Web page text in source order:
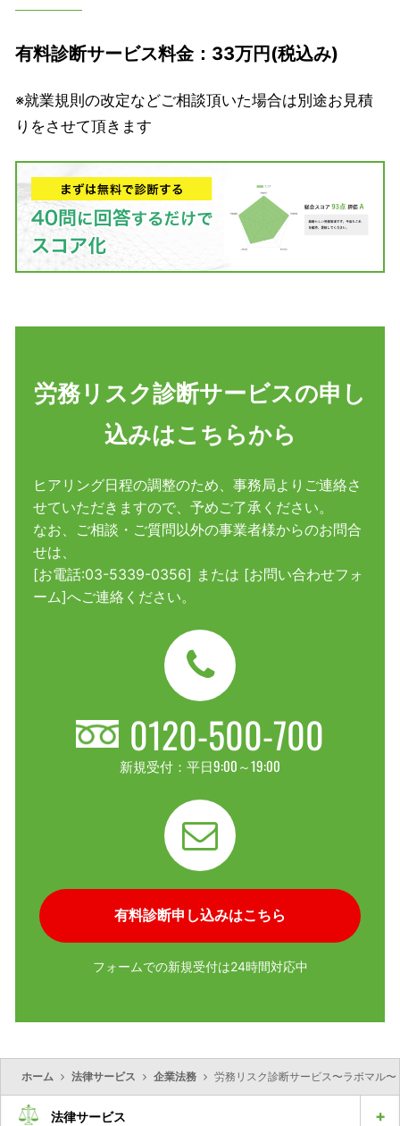
有料診断サービス料金：33万円(税込み)
※就業規則の改定などご相談頂いた場合は別途お見積
りをさせて頂きます
労務リスク診断サービスの申し
込みはこちらから
ヒアリング日程の調整のため、事務局よりご連絡さ
せていただきますので、予めご了承ください。
なお、ご相談・ご質問以外の事業者様からのお問合
せは、
[お電話:03-5339-0356] または [お問い合わせフォ
ーム]へご連絡ください。
0120-500-700
新規受付：平日9:00～19:00
有料診断申し込みはこちら
フォームでの新規受付は24時間対応中
ホーム 法律サービス 企業法務 労務リスク診断サービス〜ラボマル〜
法律サービス